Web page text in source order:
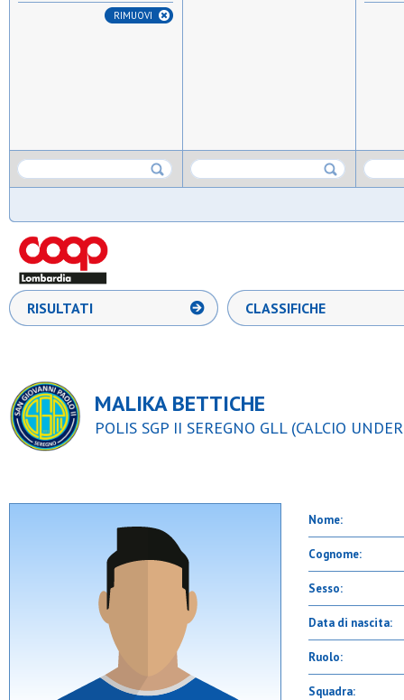
RIMUOVI
RISULTATI CLASSIFICHE
MALIKA BETTICHE
POLIS SGP II SEREGNO GLL (CALCIO
Nome:
Cognome:
Sesso:
Data di nascita:
Ruolo:
Squadra: